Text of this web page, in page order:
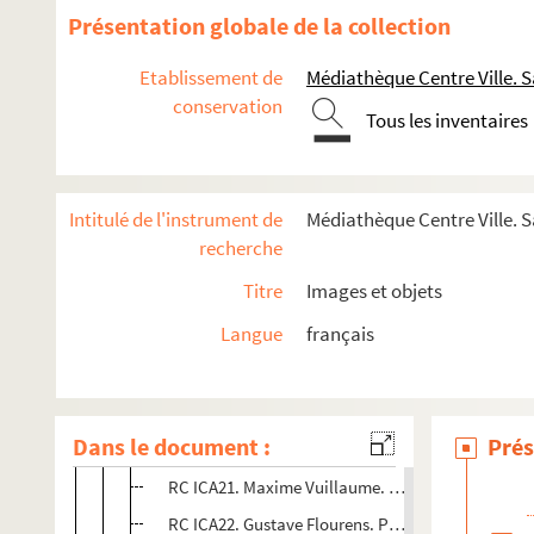
Présentation globale de la collection
Etablissement de
conservation
Médiathèque Centre Ville.
Tous les inventaires
Intitulé de l'instrument de
recherche
Médiathèque Centre Ville.
Titre
Images et objets
Langue
français
Dans le document :
RC ICA9. Barricade de la Chaussée
RC ICA10. Barricade : rue d'Allemagne et rue
RC ICA11. Barricade de la rue Basfroid et rue
RC ICA13. Intérieur de l'Hôtel de Ville. Membres
RC ICA14. Groupe de fédérés au pied de la
RC ICA16. Gustave Lefrançais. Instituteur.
RC ICA17. Raoul Rigault. Etudiant en Médecine
RC ICA19. Jules Vallès. Homme de lettres.
RC ICA20. Eugène Varlin. Membre de la
RC ICA21. Maxime Vuillaume. Journaliste.
RC ICA22. Gustave Flourens. Professeur.